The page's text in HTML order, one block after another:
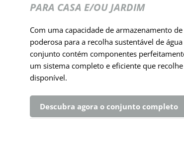
PARA CASA E/OU JARDIM
Com uma capacidade de armazenamento
poderosa para a recolha sustentável de
conjunto contém componentes
um sistema completo e eficiente que
disponível.
Descubra agora o conjunto completo